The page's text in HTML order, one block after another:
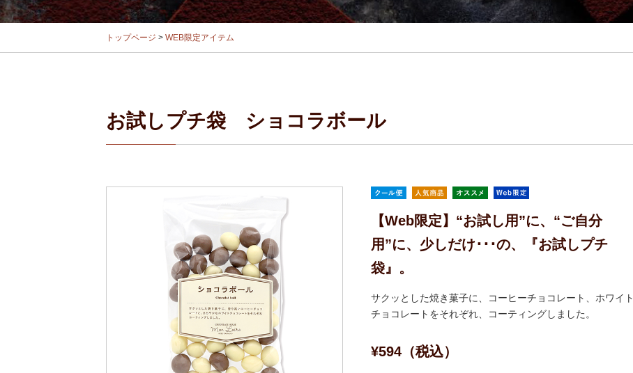
トップページ > WEB限定アイテム
お試しプチ袋 ショコラボール
【Web限定】“お試し用”に、“ご自分
用”に、少しだけ･･･の、『お試しプチ
袋』。
サクッとした焼き菓子に、コーヒーチョコレート、ホワイト
チョコレートをそれぞれ、コーティングしました。
¥594（税込）